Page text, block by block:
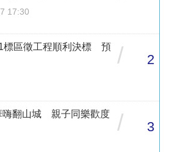
17:30
標區徵工程順利決標 預
/ 2
嗨翻山城 親子同樂歡度
/ 3